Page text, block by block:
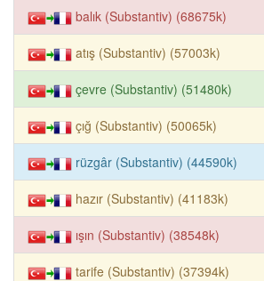
balık (Substantiv) (68675k)
atış (Substantiv) (57003k)
çevre (Substantiv) (51480k)
çığ (Substantiv) (50065k)
rüzgâr (Substantiv) (44590k)
hazır (Substantiv) (41183k)
ışın (Substantiv) (38548k)
tarife (Substantiv) (37394k)